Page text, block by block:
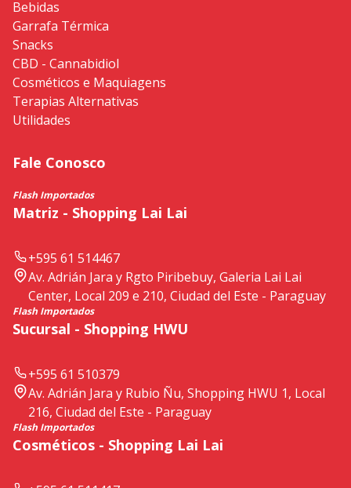
Bebidas
Garrafa Térmica
Snacks
CBD - Cannabidiol
Cosméticos e Maquiagens
Terapias Alternativas
Utilidades
Fale Conosco
Flash Importados
Matriz - Shopping Lai Lai
+595 61 514467
Av. Adrián Jara y Rgto Piribebuy, Galeria Lai Lai
Center, Local 209 e 210, Ciudad del Este - Paraguay
Flash Importados
Sucursal - Shopping HWU
+595 61 510379
Av. Adrián Jara y Rubio Ñu, Shopping HWU 1, Local
216, Ciudad del Este - Paraguay
Flash Importados
Cosméticos - Shopping Lai Lai